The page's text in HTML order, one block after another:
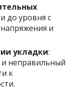
до уровня с
и
укладки:
неправильный
к